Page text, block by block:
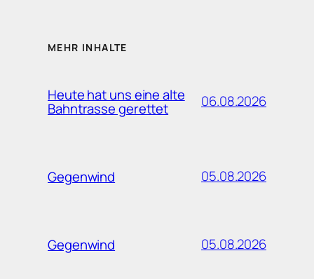
MEHR INHALTE
Heute hat uns eine alte
Bahntrasse gerettet 06.08.2026
Gegenwind 05.08.2026
Gegenwind 05.08.2026